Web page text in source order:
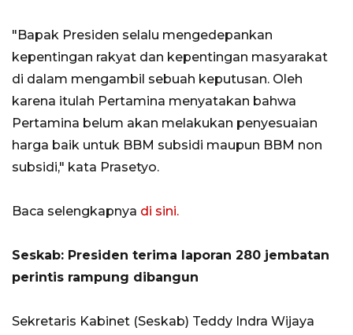
"Bapak Presiden selalu mengedepankan
kepentingan rakyat dan kepentingan masyarakat
di dalam mengambil sebuah keputusan. Oleh
karena itulah Pertamina menyatakan bahwa
Pertamina belum akan melakukan penyesuaian
harga baik untuk BBM subsidi maupun BBM non
subsidi," kata Prasetyo.
Baca selengkapnya di sini.
Seskab: Presiden terima laporan 280 jembatan
perintis rampung dibangun
Sekretaris Kabinet (Seskab) Teddy Indra Wijaya